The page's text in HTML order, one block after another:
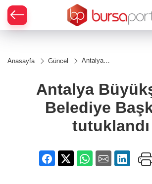
Anasayfa Güncel
Antalya
Başkanı
tutuklandı
Antalya
Belediye
tutuklandı